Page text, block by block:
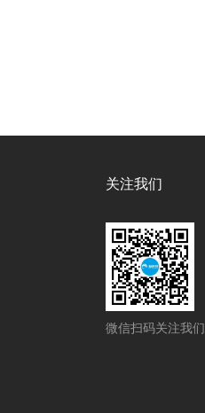
关注我们
微信扫码关注我们